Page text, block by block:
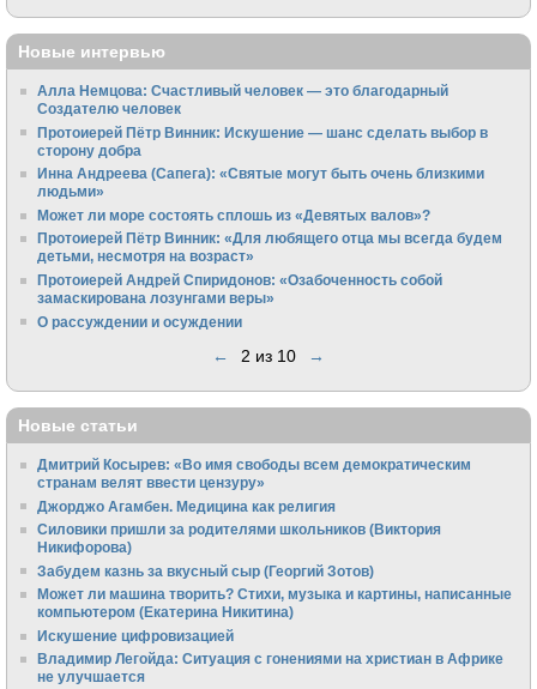
Новые интервью
Алла Немцова: Счастливый человек — это благодарный
Создателю человек
Протоиерей Пётр Винник: Искушение — шанс сделать выбор в
сторону добра
Инна Андреева (Сапега): «Святые могут быть очень близкими
людьми»
Может ли море состоять сплошь из «Девятых валов»?
Протоиерей Пётр Винник: «Для любящего отца мы всегда будем
детьми, несмотря на возраст»
Протоиерей Андрей Спиридонов: «Озабоченность собой
замаскирована лозунгами веры»
О рассуждении и осуждении
← 2 из 10 →
Новые статьи
Дмитрий Косырев: «Во имя свободы всем демократическим
странам велят ввести цензуру»
Джорджо Агамбен. Медицина как религия
Силовики пришли за родителями школьников (Виктория
Никифорова)
Забудем казнь за вкусный сыр (Георгий Зотов)
Может ли машина творить? Стихи, музыка и картины, написанные
компьютером (Екатерина Никитина)
Искушение цифровизацией
Владимир Легойда: Ситуация с гонениями на христиан в Африке
не улучшается